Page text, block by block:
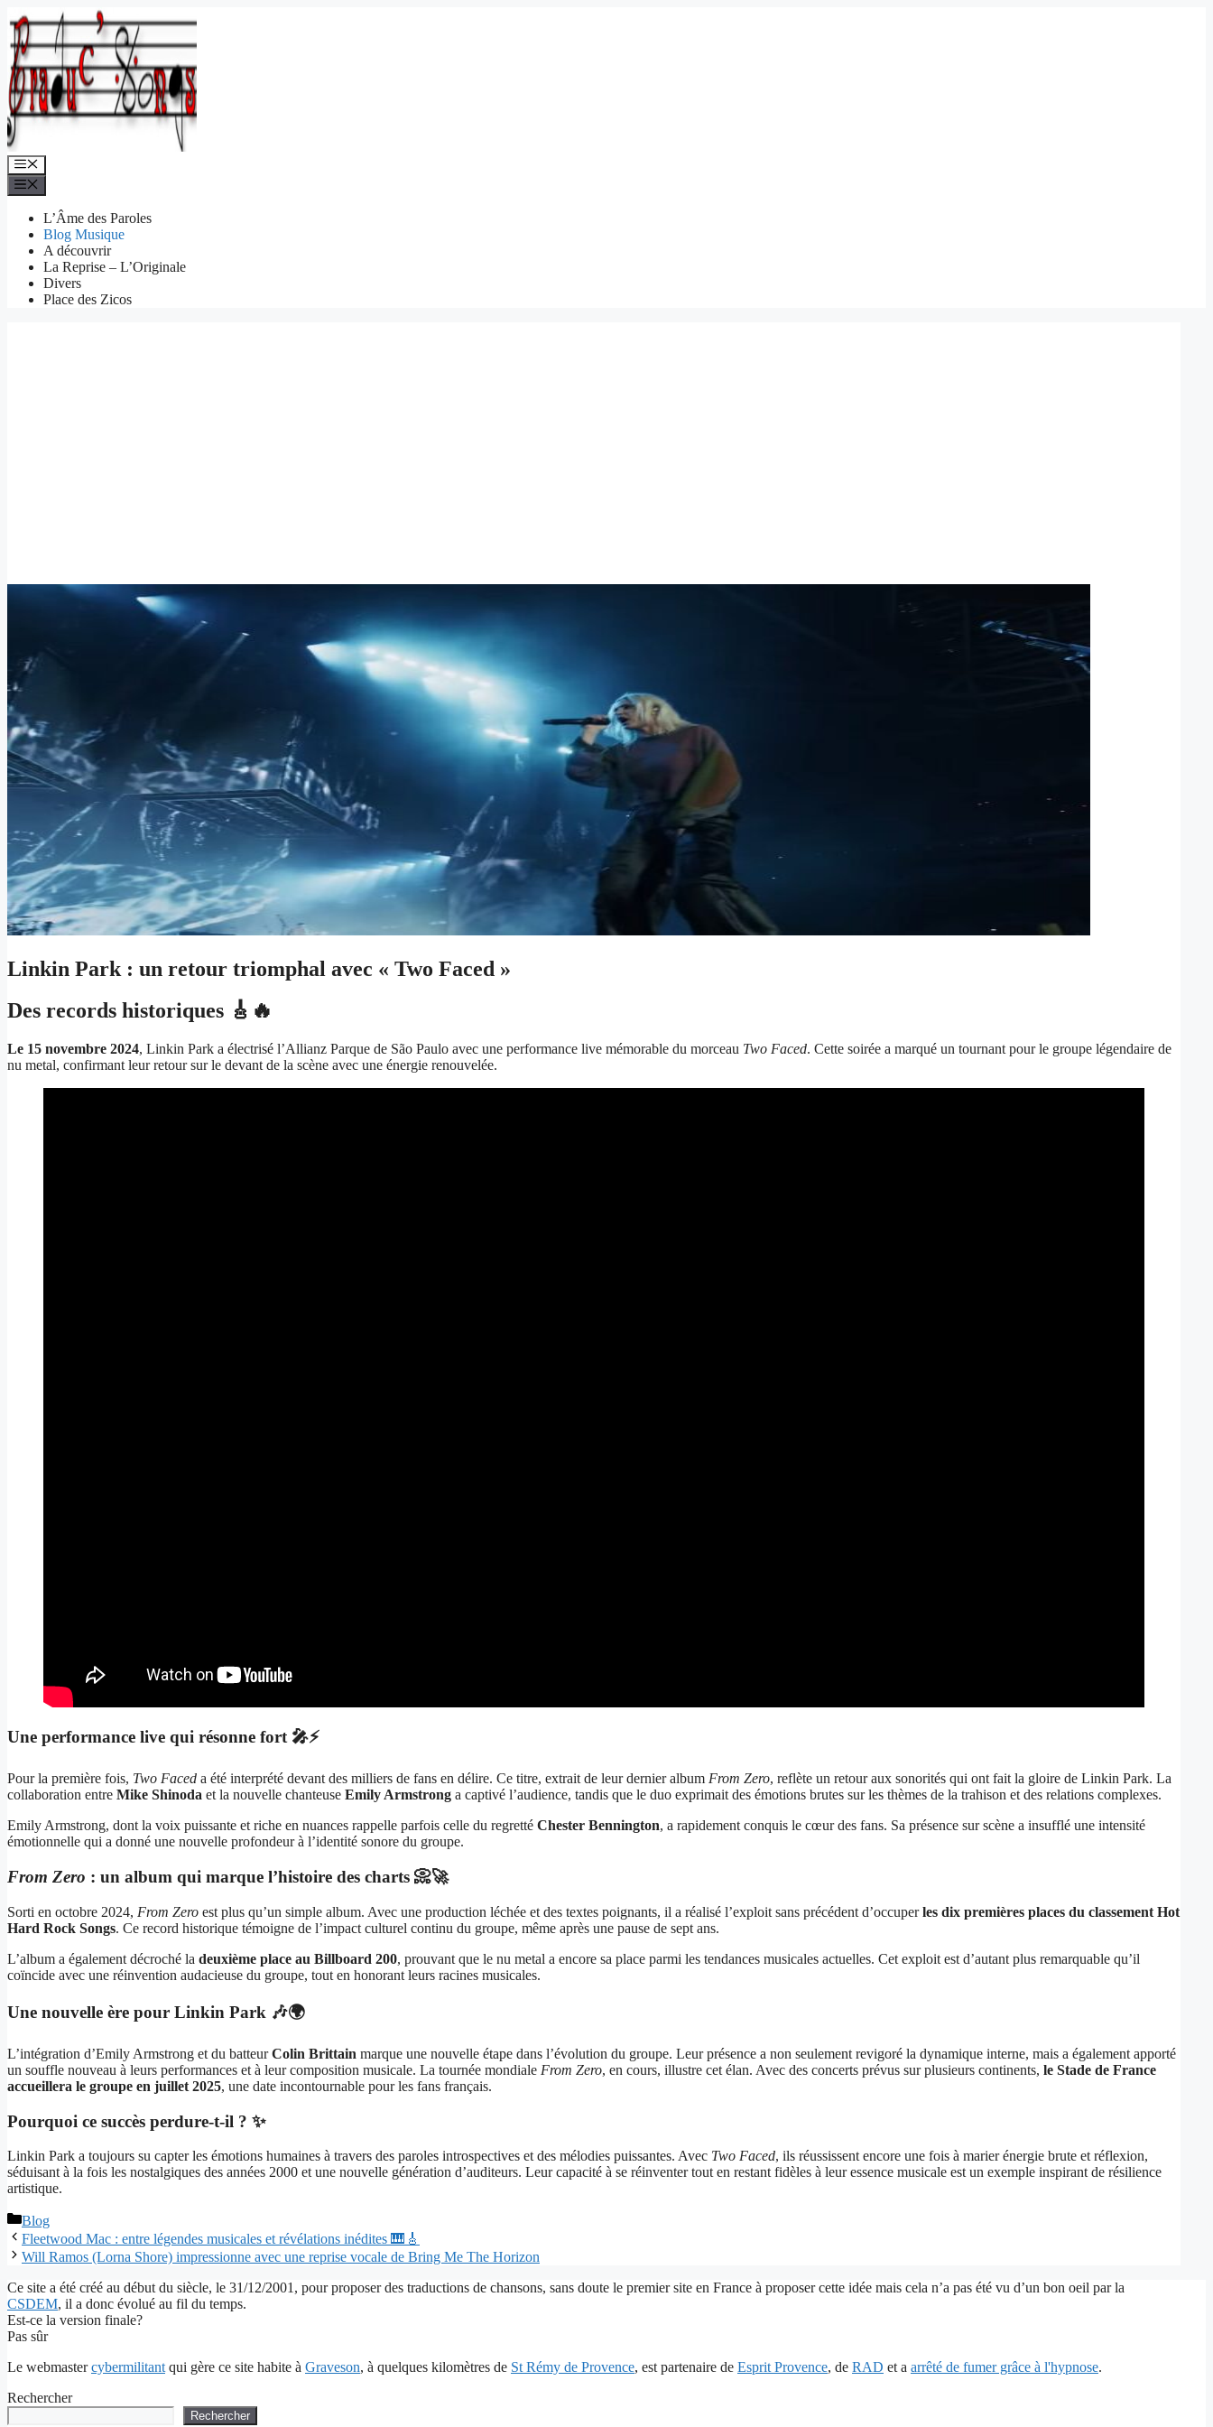
Aller
au
contenu
Menu
L’Âme des Paroles
Blog Musique
A découvrir
La Reprise – L’Originale
Divers
Place des Zicos
Linkin Park : un retour triomphal avec « Two Faced »
Des records historiques 🎸🔥
Le 15 novembre 2024, Linkin Park a électrisé l’Allianz Parque de São Paulo avec une performance live mémorable du morceau Two Faced. Cette soirée a marqué un tournant pour le groupe légendaire de
nu metal, confirmant leur retour sur le devant de la scène avec une énergie renouvelée.
Une performance live qui résonne fort 🎤⚡
Pour la première fois, Two Faced a été interprété devant des milliers de fans en délire. Ce titre, extrait de leur dernier album From Zero, reflète un retour aux sonorités qui ont fait la gloire de Linkin Park. La
collaboration entre Mike Shinoda et la nouvelle chanteuse Emily Armstrong a captivé l’audience, tandis que le duo exprimait des émotions brutes sur les thèmes de la trahison et des relations complexes.
Emily Armstrong, dont la voix puissante et riche en nuances rappelle parfois celle du regretté Chester Bennington, a rapidement conquis le cœur des fans. Sa présence sur scène a insufflé une intensité
émotionnelle qui a donné une nouvelle profondeur à l’identité sonore du groupe.
From Zero : un album qui marque l’histoire des charts 📀🚀
Sorti en octobre 2024, From Zero est plus qu’un simple album. Avec une production léchée et des textes poignants, il a réalisé l’exploit sans précédent d’occuperles dix premières places du classement Hot
Hard Rock Songs. Ce record historique témoigne de l’impact culturel continu du groupe, même après une pause de sept ans.
L’album a également décroché la deuxième place au Billboard 200, prouvant que le nu metal a encore sa place parmi les tendances musicales actuelles. Cet exploit est d’autant plus remarquable qu’il
coïncide avec une réinvention audacieuse du groupe, tout en honorant leurs racines musicales.
Une nouvelle ère pour Linkin Park 🎶🌍
L’intégration d’Emily Armstrong et du batteurColin Brittain marque une nouvelle étape dans l’évolution du groupe. Leur présence a non seulement revigoré la dynamique interne, mais a également apporté
un souffle nouveau à leurs performances et à leur composition musicale. La tournée mondiale From Zero, en cours, illustre cet élan. Avec des concerts prévus sur plusieurs continents, le Stade de France
accueillera le groupe en juillet 2025, une date incontournable pour les fans français.
Pourquoi ce succès perdure-t-il ? ✨
Linkin Park a toujours su capter les émotions humaines à travers des paroles introspectives et des mélodies puissantes. Avec Two Faced, ils réussissent encore une fois à marier énergie brute et réflexion,
séduisant à la fois les nostalgiques des années 2000 et une nouvelle génération d’auditeurs. Leur capacité à se réinventer tout en restant fidèles à leur essence musicale est un exemple inspirant de résilience
artistique.
Catégories
Blog
Fleetwood Mac : entre légendes musicales et révélations inédites 🎹🎸
Will Ramos (Lorna Shore) impressionne avec une reprise vocale de Bring Me The Horizon
Ce site a été créé au début du siècle, le 31/12/2001, pour proposer des traductions de chansons, sans doute le premier site en France à proposer cette idée mais cela n’a pas été vu d’un bon oeil par la
CSDEM, il a donc évolué au fil du temps.
Est-ce la version finale?
Pas sûr
Le webmastercybermilitant qui gère ce site habite à Graveson, à quelques kilomètres de St Rémy de Provence, est partenaire de Esprit Provence, de RAD et a arrêté de fumer grâce à l'hypnose.
Rechercher
Rechercher